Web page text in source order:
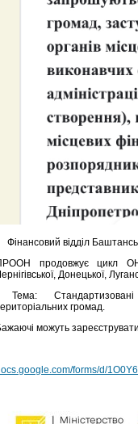
відділ
продовжує цикл
Донецької,
Стандартизовані
громад.
можуть
forms/d/